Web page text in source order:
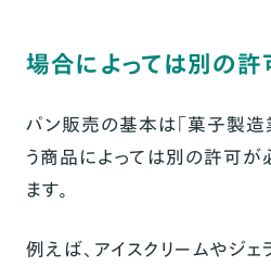
場合によっては別の許
パン販売の基本は「菓子製造
う商品によっては別の許可が
ます。
例えば、アイスクリームやジ